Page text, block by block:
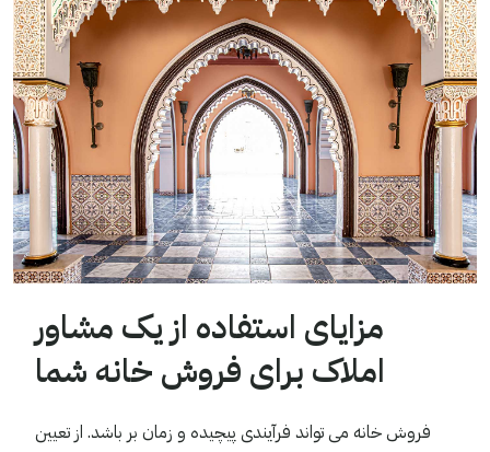
مزایای استفاده از یک مشاور
املاک برای فروش خانه شما
فروش خانه می تواند فرآیندی پیچیده و زمان بر باشد. از تعیین